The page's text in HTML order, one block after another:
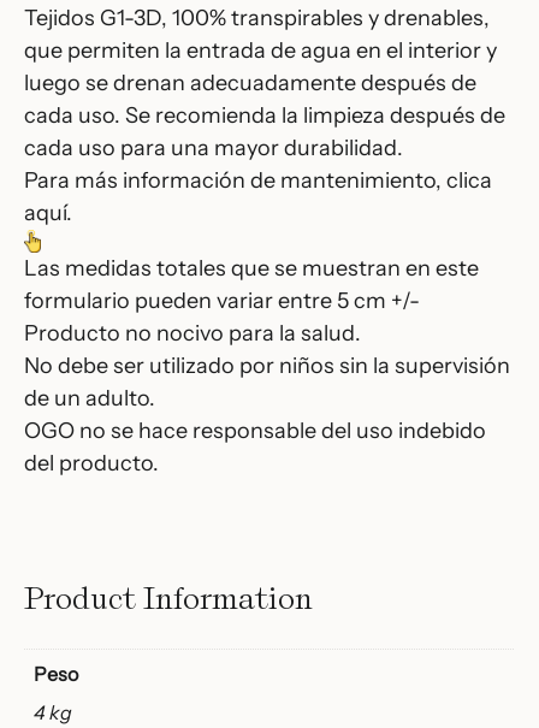
Tejidos G1-3D, 100% transpirables y drenables,
que permiten la entrada de agua en el interior y
luego se drenan adecuadamente después de
cada uso. Se recomienda la limpieza después de
cada uso para una mayor durabilidad.
Para más información de mantenimiento, clica
aquí.
Las medidas totales que se muestran en este
formulario pueden variar entre 5 cm +/-
Producto no nocivo para la salud.
No debe ser utilizado por niños sin la supervisión
de un adulto.
OGO no se hace responsable del uso indebido
del producto.
Product Information
Peso
4 kg